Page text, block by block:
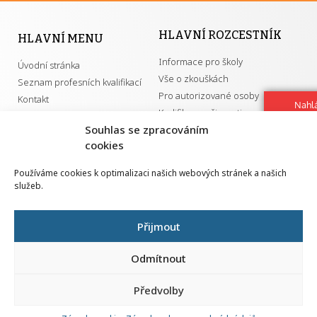
Souhlas se zpracováním
cookies
Používáme cookies k optimalizaci našich webových stránek a našich
služeb.
Přijmout
Odmítnout
Předvolby
HLAVNÍ MENU
Úvodní stránka
Seznam profesních kvalifikací
Kontakt
HLAVNÍ ROZCESTNÍK
Informace pro školy
Vše o zkouškách
Pro autorizované osoby
Kvalifikace a živnosti
GDPR
Národní pedagogický institut ČR
Senovážné náměstí 25
110 00 Praha 1